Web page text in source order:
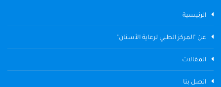
الرئيسية
عن "المركز الطبي لرعاية الأسنان"
المقالات
اتصل بنا